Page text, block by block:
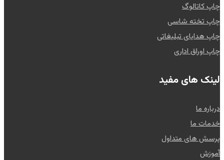
چاپ کاتالوگ
چاپ تخته شاسی
چاپ هدایای تبلیغاتی
چاپ اوراق اداری
لینک های مفید
درباره ما
خدمات ما
پرسش های متداول
آموزش